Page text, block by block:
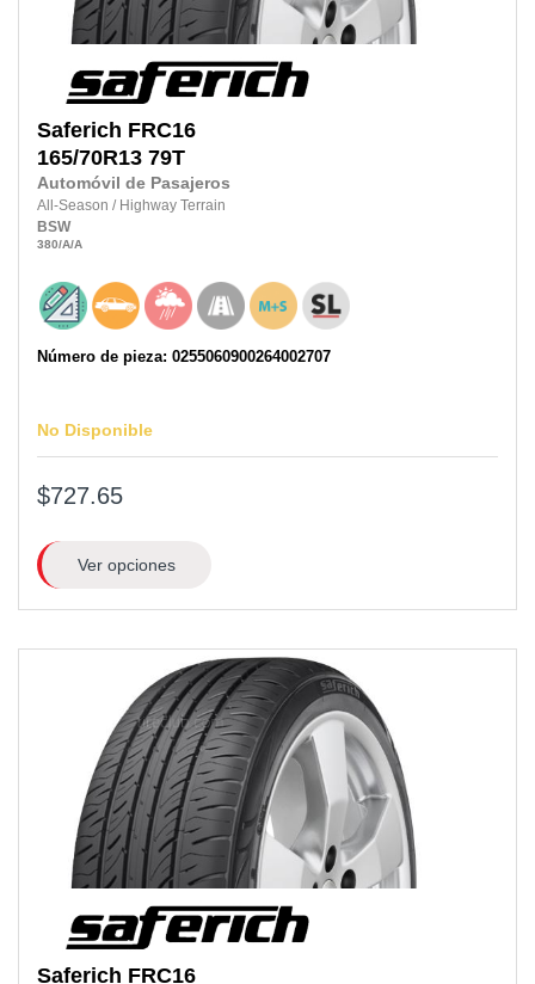
Saferich FRC16
165/70R13 79T
Automóvil de Pasajeros
All-Season / Highway Terrain
BSW
380/A/A
Número de pieza: 0255060900264002707
No Disponible
$727.65
Ver opciones
Saferich FRC16